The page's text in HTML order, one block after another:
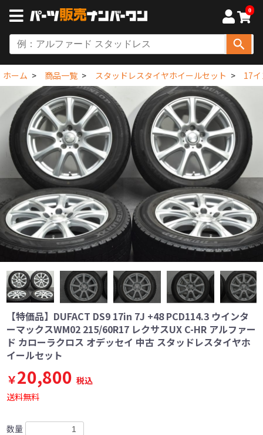
0
ホーム 商品一覧 スタッドレスタイヤホイールセット 17
【特価品】DUFACT DS9 17in 7J +48 PCD114.3 ウインタ
ーマックスWM02 215/60R17 レクサスUX C-HR アルファー
ド カローラクロス オデッセイ 中古 スタッドレスタイヤホ
イールセット
￥20,800 税込
送料無料
数量